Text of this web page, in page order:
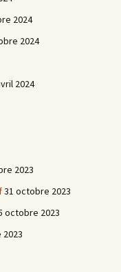
2024
2024
2024
2023
31 octobre 2023
octobre 2023